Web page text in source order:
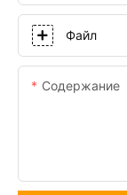
Файл
Содержание